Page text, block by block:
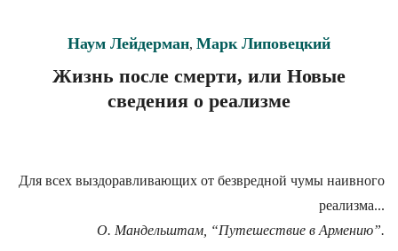
Наум Лейдерман, Марк Липовецкий
Жизнь после смерти, или Новые
сведения о реализме
Для всех выздоравливающих от безвредной чумы наивного
реализма...
О. Мандельштам, “Путешествие в Армению”.